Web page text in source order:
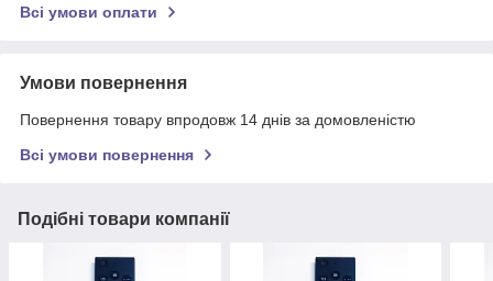
Всі умови оплати
Умови повернення
Повернення товару впродовж 14 днів за домовленістю
Всі умови повернення
Подібні товари компанії